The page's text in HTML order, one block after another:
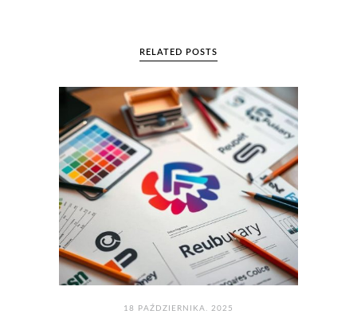
RELATED POSTS
18 PAŹDZIERNIKA. 2025